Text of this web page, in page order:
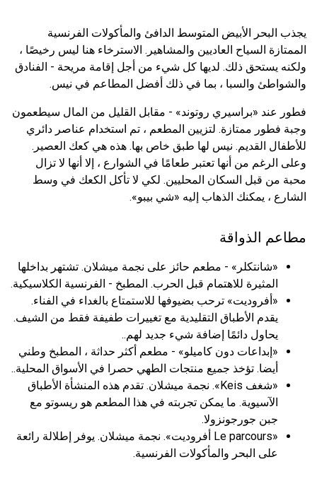
يجذب البحر الأبيض المتوسط ​​الدافئ والمأكولات الفرنسية
الممتازة السياح العاديين والمشاهير. الاسترخاء هنا ليس رخيصًا ،
ولكنه يستحق ذلك. لديها كل شيء من أجل إقامة مريحة - الفنادق
والشواطئ والسبا ، بما في ذلك أفضل المطاعم في نيس.
فطور عند «براسيري روتوند» - مقابل القليل من المال سيطعمون
وجبة فطور ممتازة. لتزيين المطعم ، تم استخدام عناصر دائري
للأطفال القديم. نيس لها طبق خاص بها. هذه هي كعك العصير.
وعلى الرغم من أنها تعتبر طعامًا في الشوارع ، إلا أنها لا تزال
محبة من قبل السكان المحليين. لكي لا تأكل الكعك في وسط
الشارع ، يمكنك الذهاب إليه «شي بيبو».
مطاعم الذواقة
«شانتكلر» - مطعم حائز على نجمة ميشلان. تشتهر بداخلها
المثيرة للاهتمام قبل الحرب. المطبخ - الفرنسية الكلاسيكية.
«أفروديت» ترحب بضيوفها للاستمتاع بالغداء في الفناء.
يقدم الأطباق التقليدية مع تغييرات طفيفة فقط من الشيف.
يحاول دائمًا إضافة شيء جديد لهم..
«إبداعات دون كاميلو» - مطعم أكثر حداثة ، المطبخ وطني
أيضا. تؤخذ جميع منتجات الطهي حصرا في الأسواق المحلية..
«شغف Keis». نجمة ميشلان. تقدم هذه المنشأة الأطباق
الآسيوية. ما يمكن تجربته في هذا المطعم هو ريسوتو مع
جبن جورجونزولا.
«Le parcours أفروديت». نجمة ميشلان. يوفر إطلالة رائعة
على البحر والمأكولات الفرنسية.